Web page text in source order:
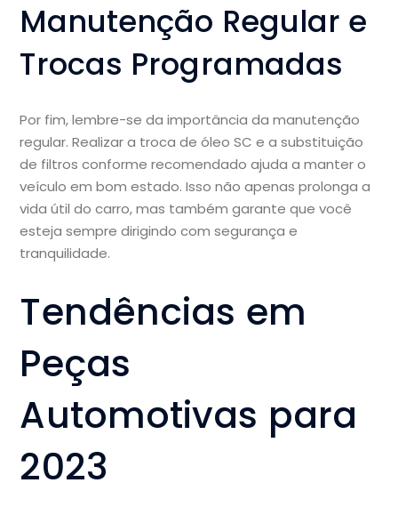
Manutenção Regular e
Trocas Programadas
Por fim, lembre-se da importância da manutenção
regular. Realizar a troca de óleo SC e a substituição
de filtros conforme recomendado ajuda a manter o
veículo em bom estado. Isso não apenas prolonga a
vida útil do carro, mas também garante que você
esteja sempre dirigindo com segurança e
tranquilidade.
Tendências em
Peças
Automotivas para
2023